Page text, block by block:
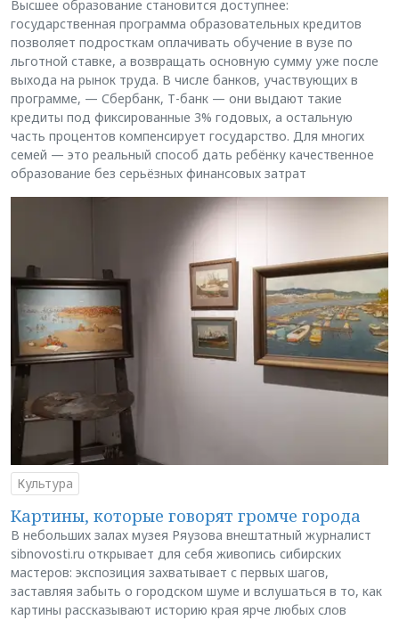
Высшее образование становится доступнее:
государственная программа образовательных кредитов
позволяет подросткам оплачивать обучение в вузе по
льготной ставке, а возвращать основную сумму уже после
выхода на рынок труда. В числе банков, участвующих в
программе, — Сбербанк, Т-банк — они выдают такие
кредиты под фиксированные 3% годовых, а остальную
часть процентов компенсирует государство. Для многих
семей — это реальный способ дать ребёнку качественное
образование без серьёзных финансовых затрат
Культура
Картины, которые говорят громче города
В небольших залах музея Ряузова внештатный журналист
sibnovosti.ru открывает для себя живопись сибирских
мастеров: экспозиция захватывает с первых шагов,
заставляя забыть о городском шуме и вслушаться в то, как
картины рассказывают историю края ярче любых слов